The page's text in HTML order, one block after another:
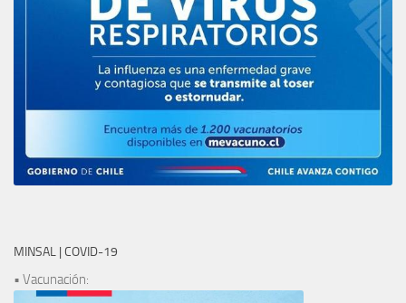
MINSAL | COVID-19
• Vacunación: